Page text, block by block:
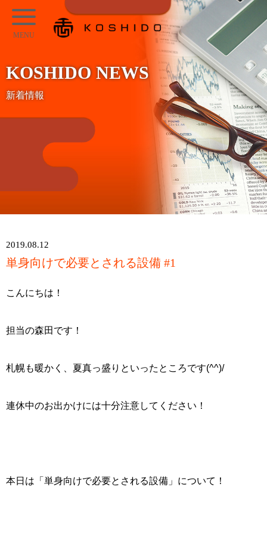
コ
ン
テ
ン
キ
ッ
KOSHIDO
メ
ュ
ー
KOSHIDO NEWS
新着情報
2019.08.12
単身向けで必要とされる設備 #1
こんにちは！
担当の森田です！
札幌も暖かく、夏真っ盛りといったところです(^^)/
連休中のお出かけには十分注意してください！
本日は「単身向けで必要とされる設備」について！